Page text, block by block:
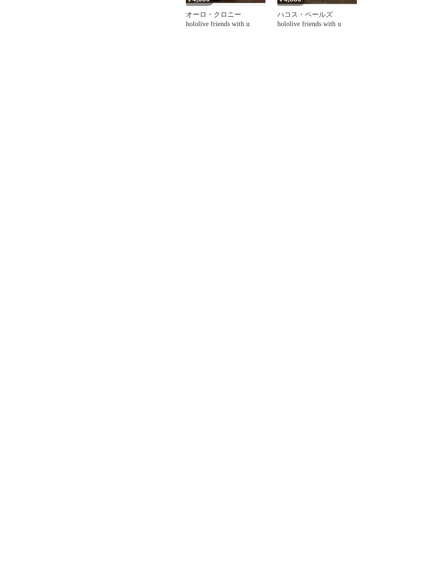
オーロ・クロニー
hololive friends with u
ハコス・ベールズ
hololive friends with u